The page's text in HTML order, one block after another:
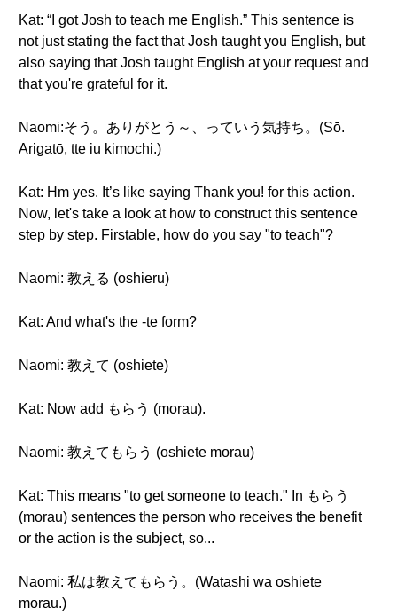
Kat: “I got Josh to teach me English.” This sentence is
not just stating the fact that Josh taught you English, but
also saying that Josh taught English at your request and
that you're grateful for it.
Naomi:そう。ありがとう～、っていう気持ち。(Sō.
Arigatō, tte iu kimochi.)
Kat: Hm yes. It’s like saying Thank you! for this action.
Now, let's take a look at how to construct this sentence
step by step. Firstable, how do you say "to teach"?
Naomi: 教える (oshieru)
Kat: And what's the -te form?
Naomi: 教えて (oshiete)
Kat: Now add もらう (morau).
Naomi: 教えてもらう (oshiete morau)
Kat: This means "to get someone to teach." In もらう
(morau) sentences the person who receives the benefit
or the action is the subject, so...
Naomi: 私は教えてもらう。(Watashi wa oshiete
morau.)